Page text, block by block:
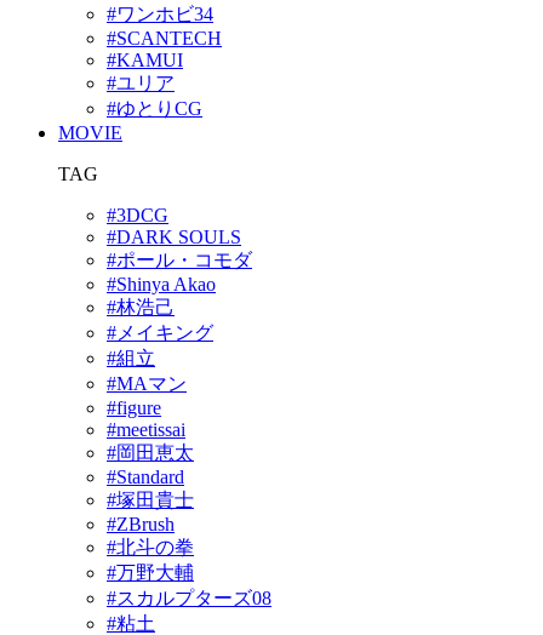
#ワンホビ34
#SCANTECH
#KAMUI
#ユリア
#ゆとりCG
MOVIE
TAG
#3DCG
#DARK SOULS
#ポール・コモダ
#Shinya Akao
#林浩己
#メイキング
#組立
#MAマン
#figure
#meetissai
#岡田恵太
#Standard
#塚田貴士
#ZBrush
#北斗の拳
#万野大輔
#スカルプターズ08
#粘土